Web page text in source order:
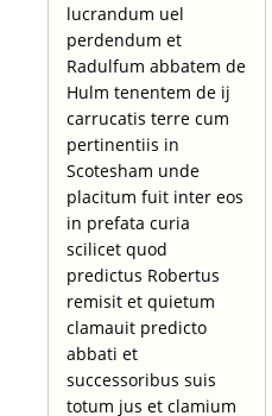
lucrandum uel
perdendum et
Radulfum abbatem de
Hulm tenentem de ij
carrucatis terre cum
pertinentiis in
Scotesham unde
placitum fuit inter eos
in prefata curia
scilicet quod
predictus Robertus
remisit et quietum
clamauit predicto
abbati et
successoribus suis
totum jus et clamium